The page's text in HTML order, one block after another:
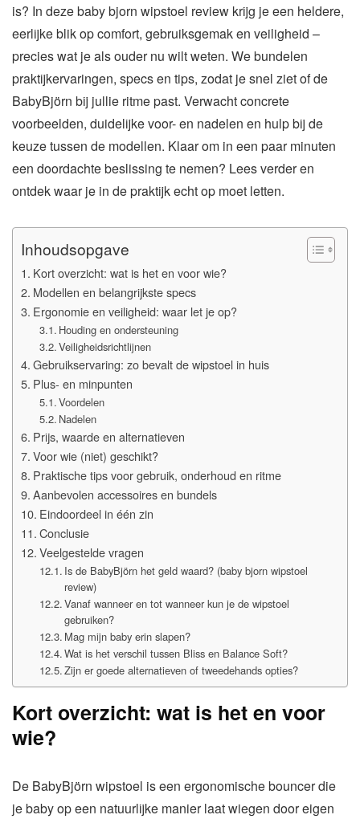
is? In deze baby bjorn wipstoel review krijg je een heldere,
eerlijke blik op comfort, gebruiksgemak en veiligheid –
precies wat je als ouder nu wilt weten. We bundelen
praktijkervaringen, specs en tips, zodat je snel ziet of de
BabyBjörn bij jullie ritme past. Verwacht concrete
voorbeelden, duidelijke voor- en nadelen en hulp bij de
keuze tussen de modellen. Klaar om in een paar minuten
een doordachte beslissing te nemen? Lees verder en
ontdek waar je in de praktijk echt op moet letten.
Inhoudsopgave
Kort overzicht: wat is het en voor wie?
Modellen en belangrijkste specs
Ergonomie en veiligheid: waar let je op?
Houding en ondersteuning
Veiligheidsrichtlijnen
Gebruikservaring: zo bevalt de wipstoel in huis
Plus- en minpunten
Voordelen
Nadelen
Prijs, waarde en alternatieven
Voor wie (niet) geschikt?
Praktische tips voor gebruik, onderhoud en ritme
Aanbevolen accessoires en bundels
Eindoordeel in één zin
Conclusie
Veelgestelde vragen
Is de BabyBjörn het geld waard? (baby bjorn wipstoel
review)
Vanaf wanneer en tot wanneer kun je de wipstoel
gebruiken?
Mag mijn baby erin slapen?
Wat is het verschil tussen Bliss en Balance Soft?
Zijn er goede alternatieven of tweedehands opties?
Kort overzicht: wat is het en voor
wie?
De BabyBjörn wipstoel is een ergonomische bouncer die
je baby op een natuurlijke manier laat wiegen door eigen